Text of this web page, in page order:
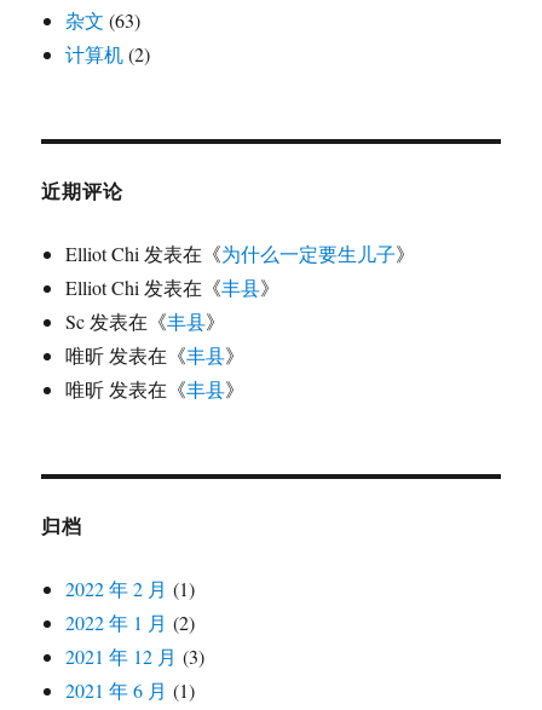
杂文 (63)
计算机(2)
近期评论
Elliot Chi发表在《为什么一定要生儿子》
Elliot Chi发表在《丰县》
Sc发表在《丰县》
唯昕发表在《丰县》
唯昕发表在《丰县》
归档
2022 年 2 月 (1)
2022 年 1 月 (2)
2021 年 12 月 (3)
2021 年 6 月 (1)